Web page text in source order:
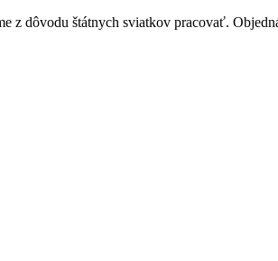
z dôvodu štátnych sviatkov pracovať.